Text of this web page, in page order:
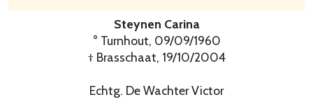
Steynen Carina
° Turnhout, 09/09/1960
† Brasschaat, 19/10/2004
Echtg. De Wachter Victor